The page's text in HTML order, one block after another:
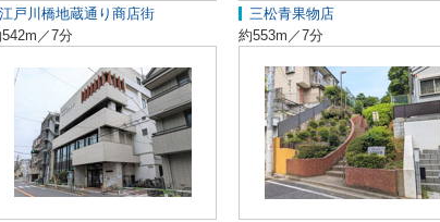
江戸川橋地蔵通り商店街
／7分
三松青果物店
約553m／7分